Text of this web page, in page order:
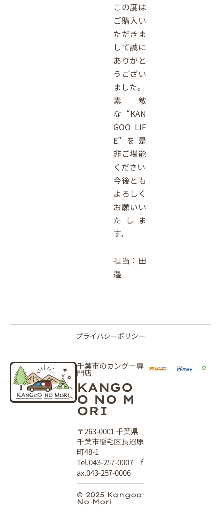
この度は
ご購入い
ただきま
して誠に
ありがと
うござい
ました。
素敵
な“KAN
GOO LIF
E” を是
非ご堪能
ください
今後とも
よろしく
お願いい
たしま
す。
担当：田
邉
プライバシーポリシー
千葉市のカングー専
門店
KANGO
O NO M
ORI
〒263-0001 千葉県
千葉市稲毛区長沼原
町48-1
Tel.043-257-0007 f
ax.043-257-0006
© 2025 Kangoo
No Mori